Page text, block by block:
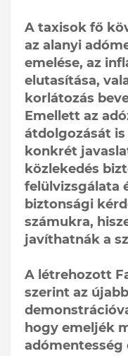
A taxisok fő
az alanyi
emelése, az
elutasítása,
korlátozás
Emellett az
átdolgozását
konkrét
közlekedés
felülvizsgálata
biztonsági
számukra,
javíthatnák a
A létrehozott
szerint az
hogy emeljék
adómentesség